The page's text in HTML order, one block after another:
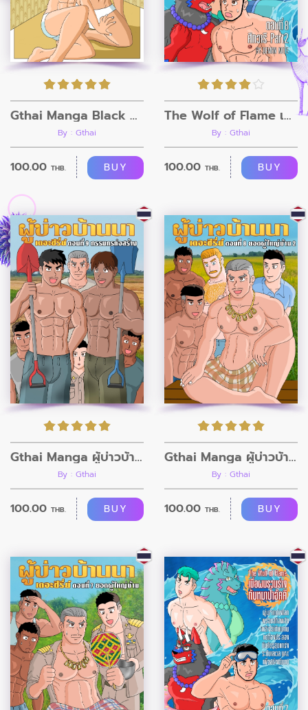
Gthai Manga Black Rooms
By : Gthai
100.00 THB. BUY
The Wolf of Flame เมื่อผมรวมร่างกับหมาป่าอัคคี ตอนที่8
By : Gthai
100.00 THB. BUY
Gthai Manga ผู้บ่าวบ้านนา ตอนที่ 9 กรรมกรก่อสร้าง
By : Gthai
100.00 THB. BUY
Gthai Manga ผู้บ่าวบ้านนา ตอนที่8
By : Gthai
100.00 THB. BUY